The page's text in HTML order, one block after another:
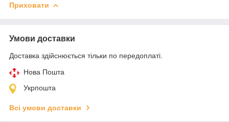
Приховати
Умови доставки
Доставка здійснюється тільки по передоплаті.
Нова Пошта
Укрпошта
Всі умови доставки